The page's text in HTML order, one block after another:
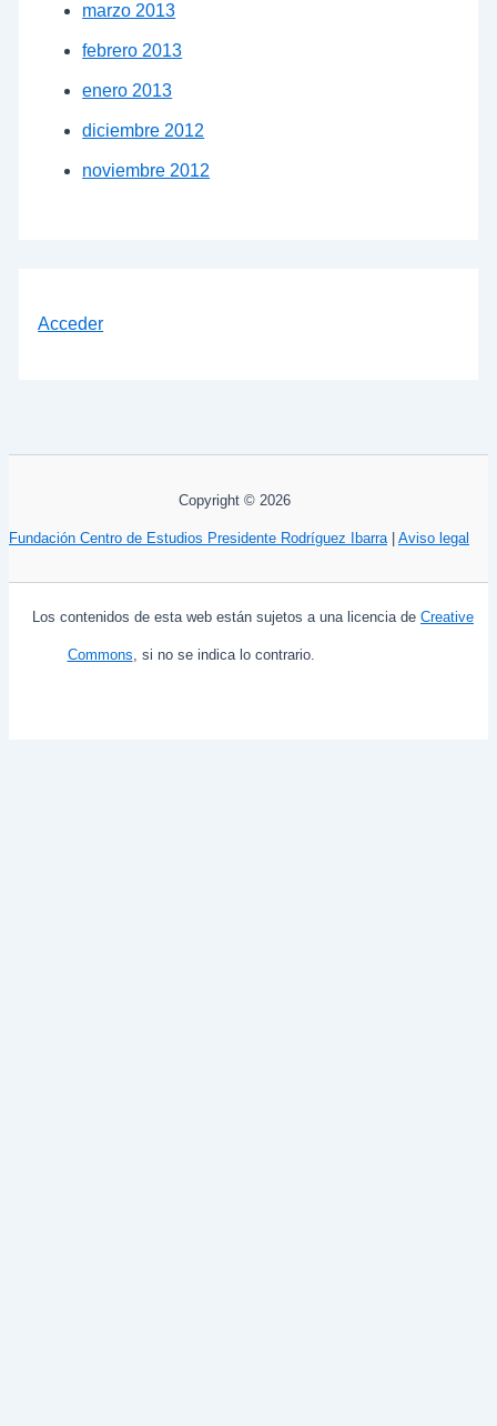
marzo 2013
febrero 2013
enero 2013
diciembre 2012
noviembre 2012
Acceder
Copyright © 2026
Fundación Centro de Estudios Presidente Rodríguez Ibarra| Aviso legal
Los contenidos de esta web están sujetos a una licencia de Creative
Commons, si no se indica lo contrario.